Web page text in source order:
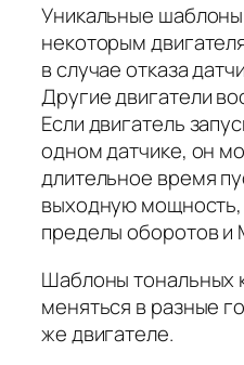
Уникальные
некоторым
в случае отказа
Другие двигатели
Если двигатель
одном датчике, он
длительное время
выходную мощность,
пределы оборотов и
Шаблоны тональных
меняться в разные
же двигателе.